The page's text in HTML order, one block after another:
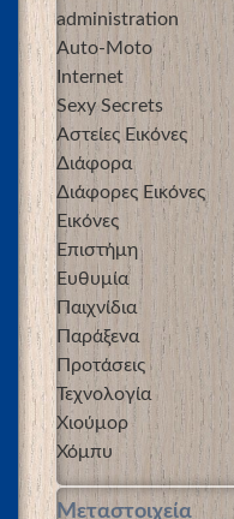
administration
Auto-Moto
Internet
Sexy Secrets
Αστείες Εικόνες
Διάφορα
Διάφορες Εικόνες
Εικόνες
Επιστήμη
Ευθυμία
Παιχνίδια
Παράξενα
Προτάσεις
Τεχνολογία
Χιούμορ
Χόμπυ
Μεταστοιχεία